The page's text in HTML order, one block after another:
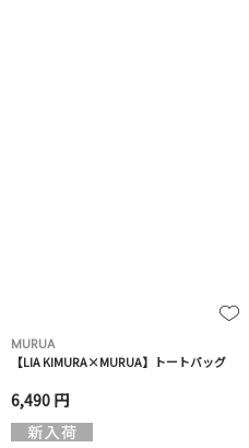
MURUA
【LIA KIMURA×MURUA】トートバッグ
6,490 円